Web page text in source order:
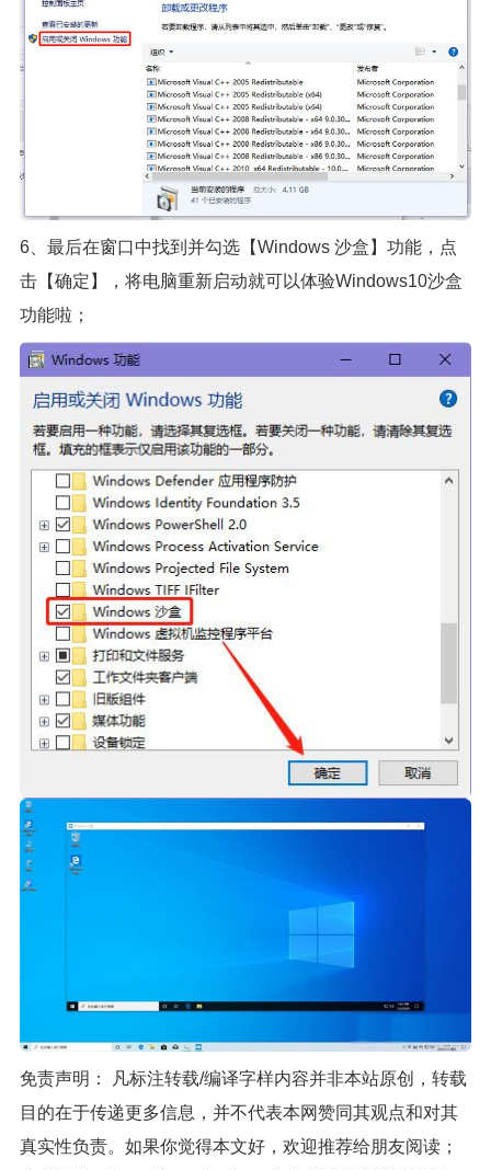
6、最后在窗口中找到并勾选【Windows 沙盒】功能，点
击【确定】，将电脑重新启动就可以体验Windows10沙盒
功能啦；
免责声明： 凡标注转载/编译字样内容并非本站原创，转载
目的在于传递更多信息，并不代表本网赞同其观点和对其
真实性负责。如果你觉得本文好，欢迎推荐给朋友阅读；